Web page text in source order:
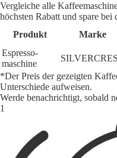
Vergleiche alle
höchsten Rabatt und spare
Produkt
Marke
Espresso-
maschine
*Der Preis der gezeigten
Unterschiede aufweisen.
Werde benachrichtigt, sobald